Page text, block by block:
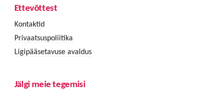
Ettevõttest
Kontaktid
Privaatsuspoliitika
Ligipääsetavuse avaldus
Jälgi meie tegemisi